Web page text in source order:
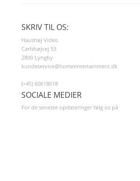
SKRIV TIL OS:
Haushøj Video
Carlshøjvej 53
2800 Lyngby
kundeservice@homeentertainment.dk
(+45) 60618618
SOCIALE MEDIER
For de seneste opdateringer følg os på